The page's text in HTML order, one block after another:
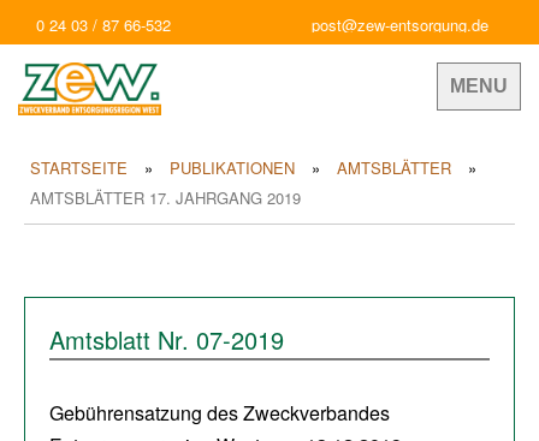
0 24 03 / 87 66-532 post@zew-entsorgung.de
MENU
STARTSEITE PUBLIKATIONEN
AMTSBLÄTTER
AMTSBLÄTTER 17. JAHRGANG 2019
Amtsblatt Nr. 07-2019
Gebührensatzung des Zweckverbandes